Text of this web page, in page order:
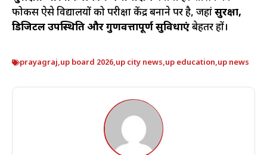
फोकस ऐसे विद्यालयों को परीक्षा केंद्र बनाने पर है, जहांसुरक्षा,
डिजिटल उपस्थिति और गुणवत्तापूर्ण सुविधाएंबेहतर हों।
prayagraj,up board 2026,up city news,up education,up news